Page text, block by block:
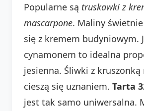
Popularne są truskawki z
mascarpone. Maliny
się z kremem budyniowym.
cynamonem to idealna
jesienna. Śliwki z kruszonką
cieszą się uznaniem. Tarta
jest tak samo uniwersalna.